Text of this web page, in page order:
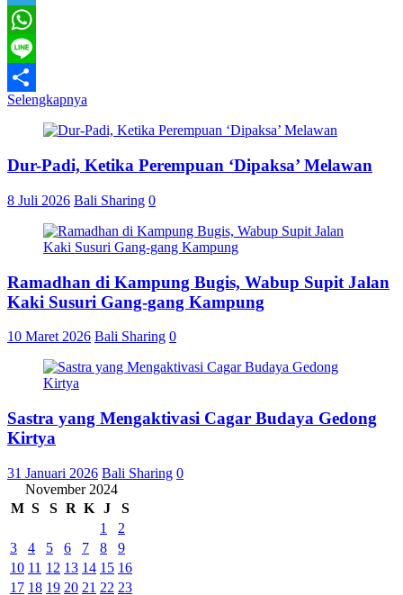
Telegram
WhatsApp
Line
Share
Selengkapnya
Dur-Padi, Ketika Perempuan ‘Dipaksa’ Melawan
8 Juli 2026 Bali Sharing 0
Ramadhan di Kampung Bugis, Wabup Supit Jalan
Kaki Susuri Gang-gang Kampung
10 Maret 2026 Bali Sharing 0
Sastra yang Mengaktivasi Cagar Budaya Gedong
Kirtya
31 Januari 2026 Bali Sharing 0
November 2024
M S S R K J
S
1
2
3
4 5 6 7 8
9
10 11 12 13 14 15 16
17 18 19 20 21 22 23